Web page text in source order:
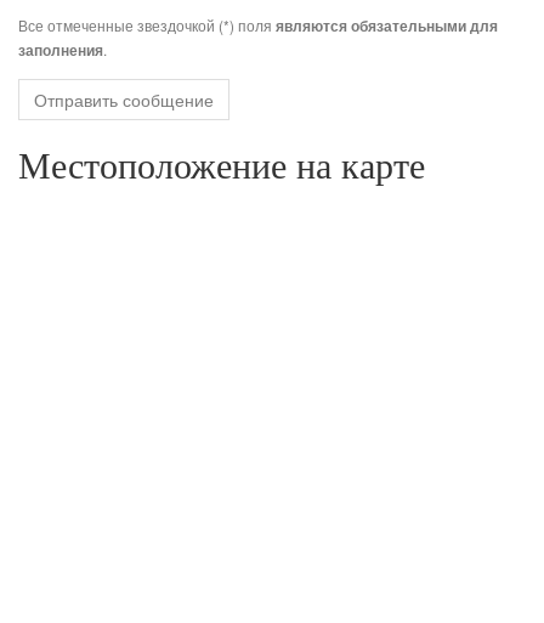
Все отмеченные звездочкой (*) поля являются обязательными для
заполнения.
Отправить сообщение
Местоположение на карте